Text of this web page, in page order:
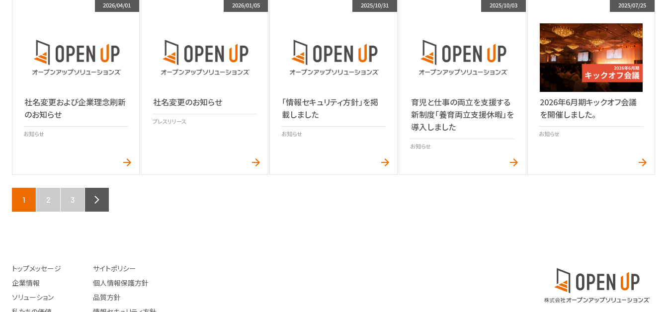
2026/04/01
社名変更および企業理念刷新
のお知らせ
お知らせ
2026/01/05
社名変更のお知らせ
プレスリリース
2025/10/31
「情報セキュリティ方針」を掲
載しました
お知らせ
2025/10/03
育児と仕事の両立を支援する
新制度「養育両立支援休暇」を
導入しました
お知らせ
2025/07/25
2026年6月期キックオフ会議
を開催しました。
お知らせ
1 2 3
トップメッセージ
企業情報
ソリューション
サイトポリシー
個人情報保護方針
品質方針